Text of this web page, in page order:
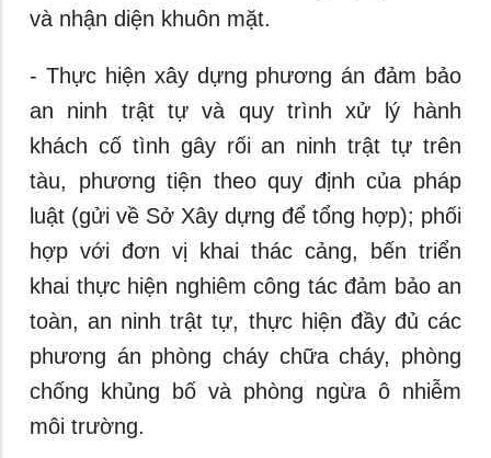
và nhận diện khuôn mặt.
- Thực hiện xây dựng phương án đảm bảo
an ninh trật tự và quy trình xử lý hành
khách cố tình gây rối an ninh trật tự trên
tàu, phương tiện theo quy định của pháp
luật (gửi về Sở Xây dựng để tổng hợp); phối
hợp với đơn vị khai thác cảng, bến triển
khai thực hiện nghiêm công tác đảm bảo an
toàn, an ninh trật tự, thực hiện đầy đủ các
phương án phòng cháy chữa cháy, phòng
chống khủng bố và phòng ngừa ô nhiễm
môi trường.